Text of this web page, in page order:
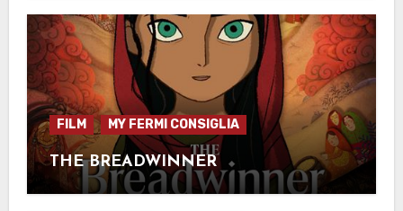
FILM MY FERMI CONSIGLIA
THE BREADWINNER